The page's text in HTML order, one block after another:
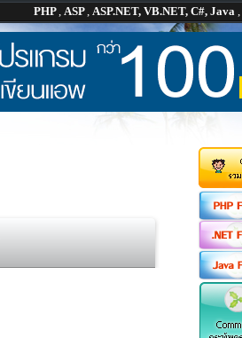
PHP, ASP, ASP.NET, VB.NET, C#, Java ,